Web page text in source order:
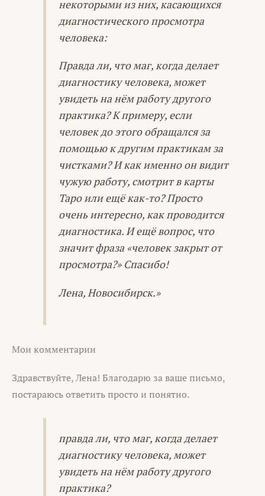
некоторыми из них, касающихся
диагностического просмотра
человека:
Правда ли, что маг, когда делает
диагностику человека, может
увидеть на нём работу другого
практика? К примеру, если
человек до этого обращался за
помощью к другим практикам за
чистками? И как именно он видит
чужую работу, смотрит в карты
Таро или ещё как-то? Просто
очень интересно, как проводится
диагностика. И ещё вопрос, что
значит фраза «человек закрыт от
просмотра?» Спасибо!
Лена, Новосибирск.»
Мои комментарии
Здравствуйте, Лена! Благодарю за ваше письмо,
постараюсь ответить просто и понятно.
правда ли, что маг, когда делает
диагностику человека, может
увидеть на нём работу другого
практика?